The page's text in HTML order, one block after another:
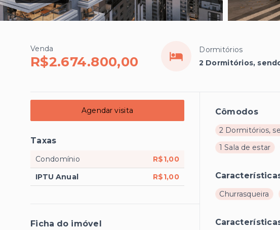
Venda
R$2.674.800,00
Dormitórios
2 Dormitórios,
Cômodos
2 Dormitórios,
1 Sala de estar
Churrasqueira
Agendar visita
Taxas
Condomínio
R$1,00
IPTU Anual
R$1,00
Ficha do imóvel